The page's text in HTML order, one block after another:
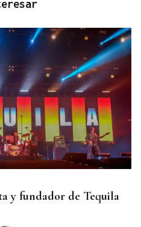
y fundador de Tequila